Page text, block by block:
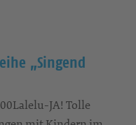
„Singend
JA! Tolle